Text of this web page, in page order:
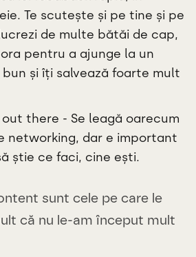
Te scutește și pe tine și pe
de multe bătăi de cap,
pentru a ajunge la un
și îți salvează foarte mult
there - Se leagă oarecum
networking, dar e important
știe ce faci, cine ești.
sunt cele pe care le
că nu le-am început mult